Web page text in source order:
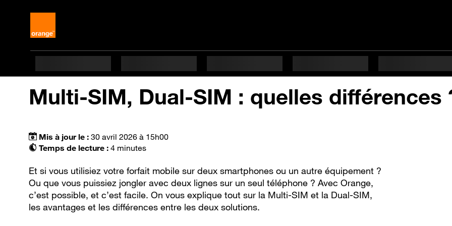
Multi-SIM, Dual-SIM : quelles différences
Mis à jour le : 30 avril 2026 à 15h00
Temps de lecture : 4 minutes
Et si vous utilisiez votre forfait mobile sur deux smartphones ou un autre équipement ?
Ou que vous puissiez jongler avec deux lignes sur un seul téléphone ? Avec Orange,
c’est possible, et c’est facile. On vous explique tout sur la Multi-SIM et la Dual-SIM,
les avantages et les différences entre les deux solutions.